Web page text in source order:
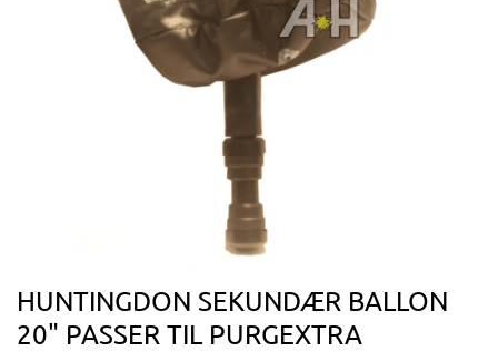
HUNTINGDON SEKUNDÆR BALLON
20" PASSER TIL PURGEXTRA